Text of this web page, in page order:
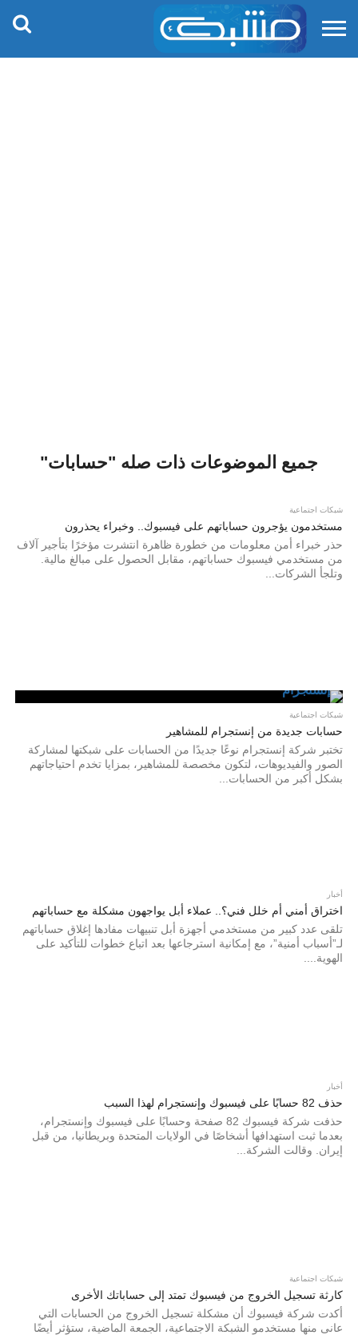
جميع الموضوعات ذات صله "حسابات"
شبكات اجتماعية
مستخدمون يؤجرون حساباتهم على فيسبوك.. وخبراء يحذرون
حذر خبراء أمن معلومات من خطورة ظاهرة انتشرت مؤخرًا بتأجير آلاف
من مستخدمي فيسبوك حساباتهم، مقابل الحصول على مبالغ مالية.
وتلجأ الشركات...
شبكات اجتماعية
حسابات جديدة من إنستجرام للمشاهير
تختبر شركة إنستجرام نوعًا جديدًا من الحسابات على شبكتها لمشاركة
الصور والفيديوهات، لتكون مخصصة للمشاهير، بمزايا تخدم احتياجاتهم
بشكل أكبر من الحسابات...
أخبار
اختراق أمني أم خلل فني؟.. عملاء أبل يواجهون مشكلة مع حساباتهم
تلقى عدد كبير من مستخدمي أجهزة أبل تنبيهات مفادها إغلاق حساباتهم
لـ”أسباب أمنية”، مع إمكانية استرجاعها بعد اتباع خطوات للتأكيد على
الهوية....
أخبار
حذف 82 حسابًا على فيسبوك وإنستجرام لهذا السبب
حذفت شركة فيسبوك 82 صفحة وحسابًا على فيسبوك وإنستجرام،
بعدما ثبت استهدافها أشخاصًا في الولايات المتحدة وبريطانيا، من قبل
إيران. وقالت الشركة...
شبكات اجتماعية
كارثة تسجيل الخروج من فيسبوك تمتد إلى حساباتك الأخرى
أكدت شركة فيسبوك أن مشكلة تسجيل الخروج من الحسابات التي
عانى منها مستخدمو الشبكة الاجتماعية، الجمعة الماضية، ستؤثر أيضًا